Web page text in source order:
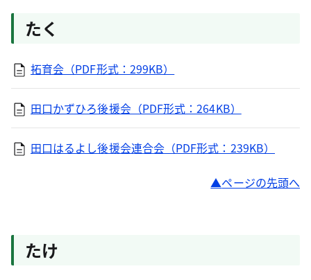
たく
拓育会（PDF形式：299KB）
田口かずひろ後援会（PDF形式：264KB）
田口はるよし後援会連合会（PDF形式：239KB）
ページの先頭へ
たけ